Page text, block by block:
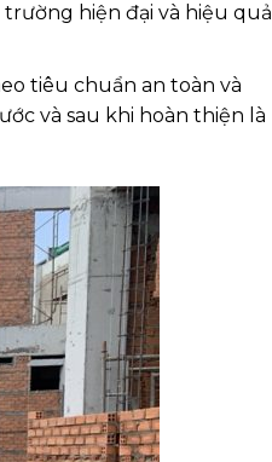
hiện đại và hiệu quả
tiêu chuẩn an toàn và
và sau khi hoàn thiện là